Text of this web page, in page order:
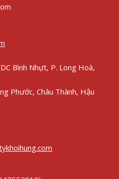
Bình Nhựt, P. Long Hoà,
Phước, Châu Thành, Hậu